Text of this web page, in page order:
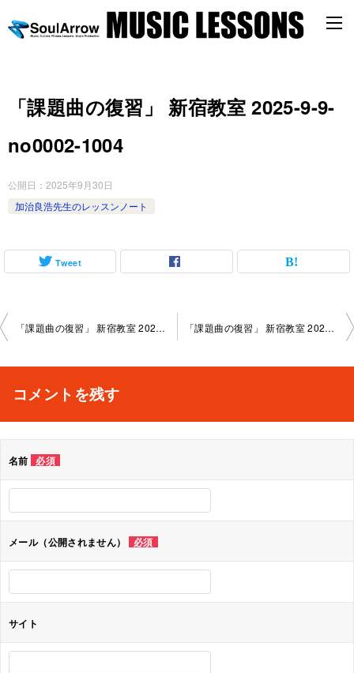
「課題曲の復習」 新宿教室 2025-9-9-
no0002-1004
公開日： 2025年9月30日
加治良浩先生のレッスンノート
Tweet
投
ビ
シ
ョ
ン
「課題曲の復習」 新宿教室 2025-8-26-no0002-1052 「課題曲の復習」 新宿教室 2025-9-9-no0002-1052
コメントを残す
名前 必須
メール（公開されません） 必須
サイト